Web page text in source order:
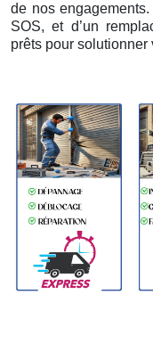
de nos engagements.
SOS, et d’un
prêts pour solutionner